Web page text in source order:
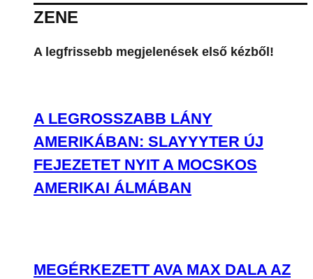
ZENE
A legfrissebb megjelenések első kézből!
A LEGROSSZABB LÁNY
AMERIKÁBAN: SLAYYYTER ÚJ
FEJEZETET NYIT A MOCSKOS
AMERIKAI ÁLMÁBAN
MEGÉRKEZETT AVA MAX DALA AZ